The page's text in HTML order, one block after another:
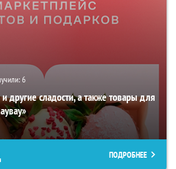
6
другие сладости, а также товары для
ПОДРОБНЕЕ